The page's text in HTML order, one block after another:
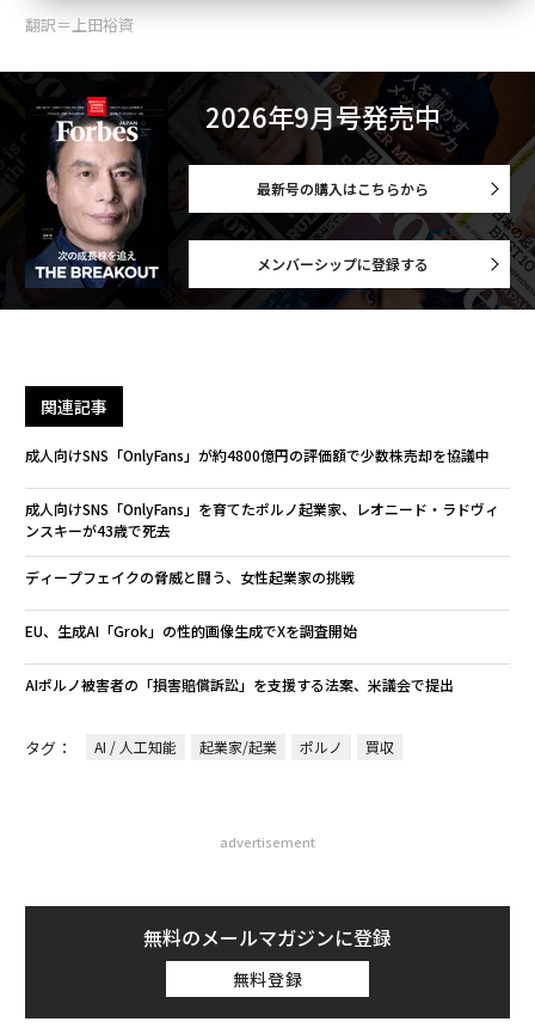
翻訳＝上田裕資
2026年9月号発売中
最新号の購入はこちらから
メンバーシップに登録する
関連記事
成人向けSNS「OnlyFans」が約4800億円の評価額で少数株売却を協議中
成人向けSNS「OnlyFans」を育てたポルノ起業家、レオニード・ラドヴィ
ンスキーが43歳で死去
ディープフェイクの脅威と闘う、女性起業家の挑戦
EU、生成AI「Grok」の性的画像生成でXを調査開始
AIポルノ被害者の「損害賠償訴訟」を支援する法案、米議会で提出
タグ： AI / 人工知能 起業家/起業 ポルノ 買収
advertisement
無料のメールマガジンに登録
無料登録